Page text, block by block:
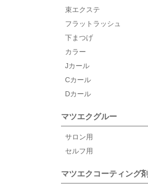
束エクステ
フラットラッシュ
下まつげ
カラー
Jカール
Cカール
Dカール
マツエクグルー
サロン用
セルフ用
マツエクコーティング剤